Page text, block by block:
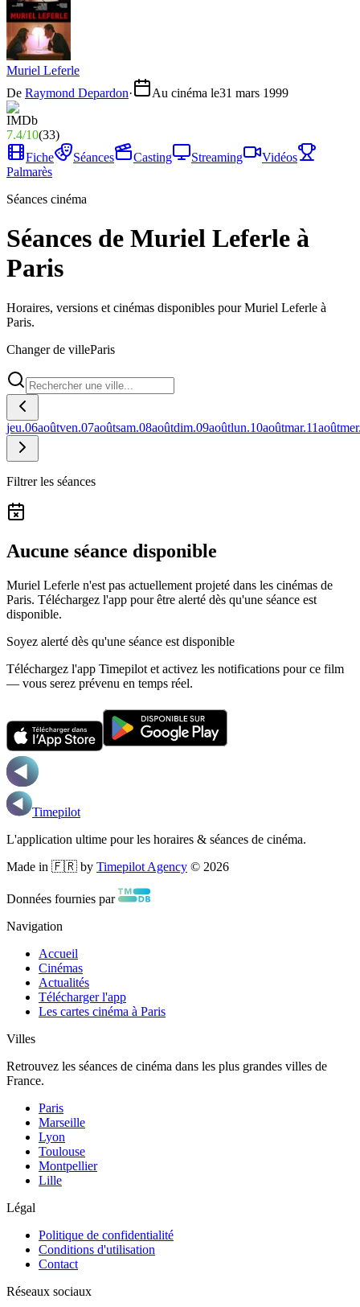
Muriel Leferle
De Raymond Depardon· Au cinéma le31 mars 1999
7.4/10(33)
Fiche
Séances Casting Streaming
Vidéos
Palmarès
Séances cinéma
Séances de Muriel Leferle à
Paris
Horaires, versions et cinémas disponibles pour Muriel Leferle à
Paris.
Changer de villeParis
jeu.06aoûtven.07aoûtsam.08aoûtdim.09aoûtlun.10aoûtmar.11août
Filtrer les séances
Aucune séance disponible
Muriel Leferle n'est pas actuellement projeté dans les cinémas de
Paris. Téléchargez l'app pour être alerté dès qu'une séance est
disponible.
Soyez alerté dès qu'une séance est disponible
Téléchargez l'app Timepilot et activez les notifications pour ce film
— vous serez prévenu en temps réel.
Timepilot
L'application ultime pour les horaires & séances de cinéma.
Made in 🇫🇷 by Timepilot Agency © 2026
Données fournies par
Navigation
Accueil
Cinémas
Actualités
Télécharger l'app
Les cartes cinéma à Paris
Villes
Retrouvez les séances de cinéma dans les plus grandes villes de
France.
Paris
Marseille
Lyon
Toulouse
Montpellier
Lille
Légal
Politique de confidentialité
Conditions d'utilisation
Contact
Réseaux sociaux